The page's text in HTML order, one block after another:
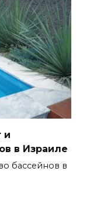
и
в Израиле
бассейнов в